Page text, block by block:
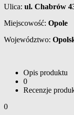
Ulica: ul. Chabrów
Miejscowość: Opole
Województwo:
Opis produktu
0
Recenzje
0